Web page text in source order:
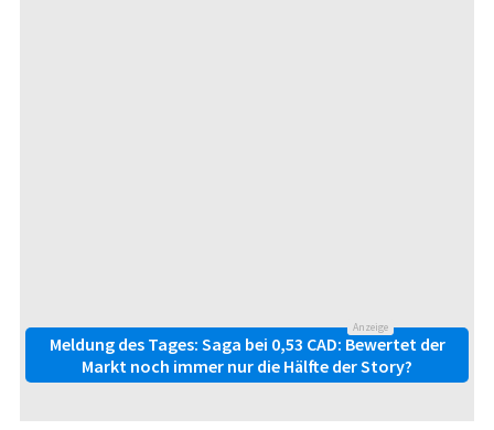
Anzeige
Meldung des Tages: Saga bei 0,53 CAD: Bewertet der
Markt noch immer nur die Hälfte der Story?